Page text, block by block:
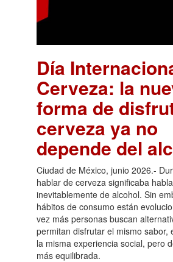
Día
Cerveza: la
forma de
cerveza ya no
depende del
Ciudad de México, junio 2026.-
hablar de cerveza significaba
inevitablemente de alcohol. Sin
hábitos de consumo están
vez más personas buscan
permitan disfrutar el mismo sabor,
la misma experiencia social, pero
más equilibrada.